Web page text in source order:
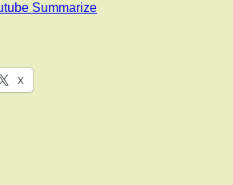
Summarize
X